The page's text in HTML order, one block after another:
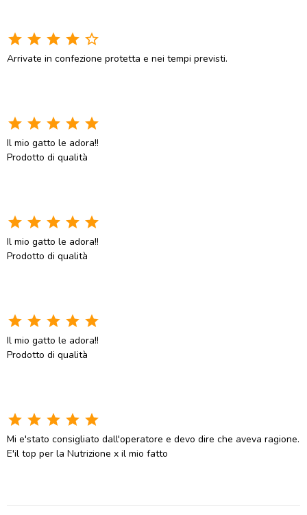
star star star star star_border
Arrivate in confezione protetta e nei tempi previsti.
star star star star star
Il mio gatto le adora!!
Prodotto di qualità
star star star star star
Il mio gatto le adora!!
Prodotto di qualità
star star star star star
Il mio gatto le adora!!
Prodotto di qualità
star star star star star
Mi e'stato consigliato dall'operatore e devo dire che aveva ragione.
E'il top per la Nutrizione x il mio fatto